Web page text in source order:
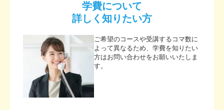
学費について
詳しく知りたい方
ご希望のコースや受講するコマ数に
よって異なるため、学費を知りたい
方はお問い合わせをお願いいたしま
す。